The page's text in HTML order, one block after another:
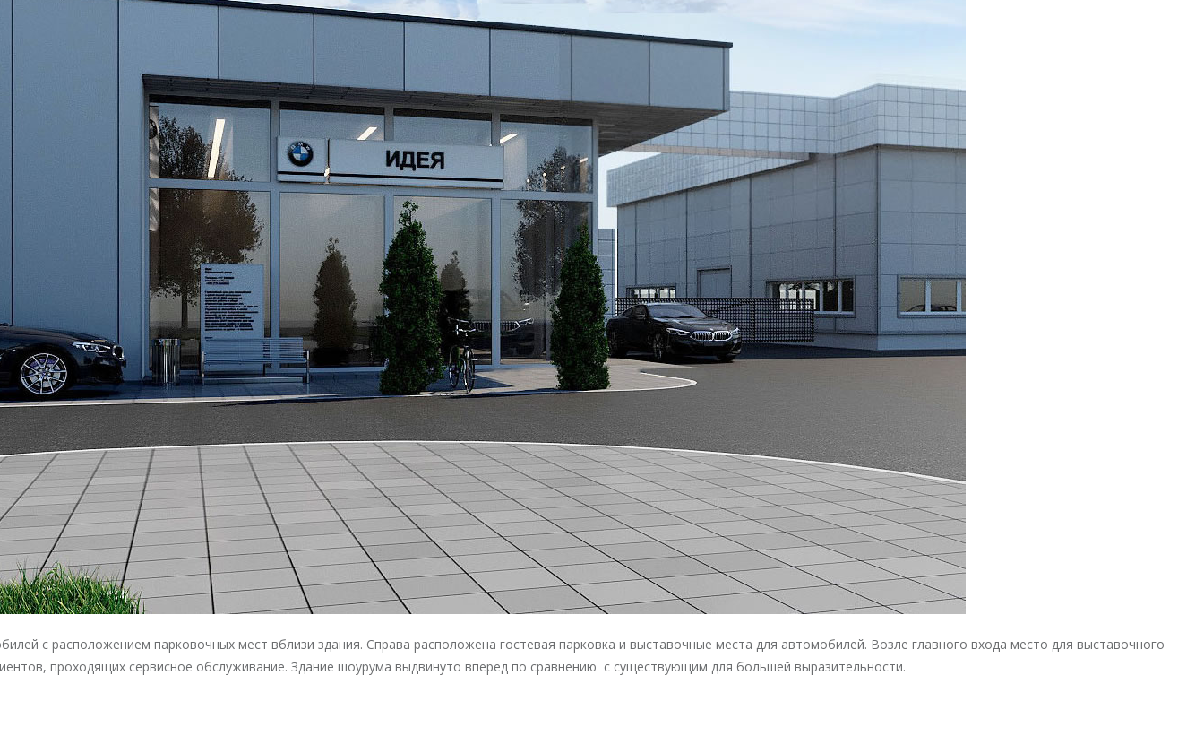
с расположением парковочных мест вблизи здания. Справа расположена гостевая парковка и выставочные места для автомобилей. Возле главного входа место для выставочного
проходящих сервисное обслуживание. Здание шоурума выдвинуто вперед по сравнению с существующим для большей выразительности.